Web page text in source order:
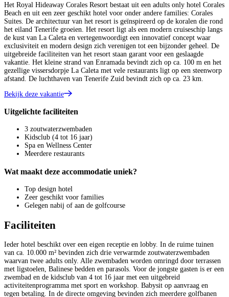
Het Royal Hideaway Corales Resort bestaat uit een adults only hotel Corales
Beach en uit een zeer geschikt hotel voor onder andere families: Corales
Suites. De architectuur van het resort is geïnspireerd op de koralen die rond
het eiland Tenerife groeien. Het resort ligt als een modern cruiseschip langs
de kust van La Caleta en vertegenwoordigt een innovatief concept waar
exclusiviteit en modern design zich verenigen tot een bijzonder geheel. De
uitgebreide faciliteiten van het resort staan garant voor een geslaagde
vakantie. Het kleine strand van Enramada bevindt zich op ca. 100 m en het
gezellige vissersdorpje La Caleta met vele restaurants ligt op een steenworp
afstand. De luchthaven van Tenerife Zuid bevindt zich op ca. 23 km.
Bekijk deze vakantie
Uitgelichte faciliteiten
3 zoutwaterzwembaden
Kidsclub (4 tot 16 jaar)
Spa en Wellness Center
Meerdere restaurants
Wat maakt deze accommodatie uniek?
Top design hotel
Zeer geschikt voor families
Gelegen nabij of aan de golfcourse
Faciliteiten
Ieder hotel beschikt over een eigen receptie en lobby. In de ruime tuinen
van ca. 10.000 m² bevinden zich drie verwarmde zoutwaterzwembaden
waarvan twee adults only. Alle zwembaden worden omringd door terrassen
met ligstoelen, Balinese bedden en parasols. Voor de jongste gasten is er een
zwembad en de kidsclub van 4 tot 16 jaar met een uitgebreid
activiteitenprogramma met sport en workshop. Babysit op aanvraag en
tegen betaling. In de directe omgeving bevinden zich meerdere golfbanen